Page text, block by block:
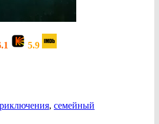
5.9
, семейный